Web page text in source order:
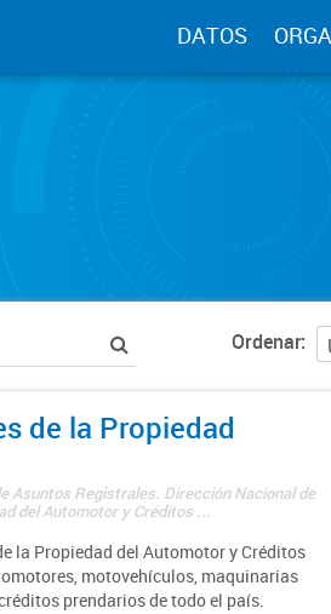
DATOS
Ordenar
de la Propiedad
Asuntos Registrales. Dirección Nacional de
del Automotor y Créditos ...
la Propiedad del Automotor y Créditos
motovehículos, maquinarias
prendarios de todo el país.